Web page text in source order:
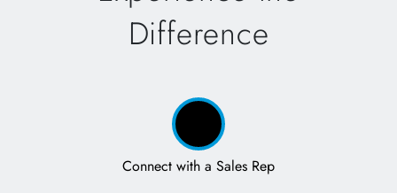
Difference
Connect with a Sales Rep